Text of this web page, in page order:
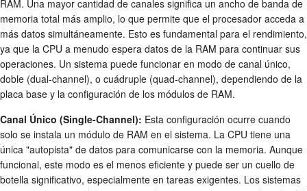
RAM. Una mayor cantidad de canales significa un ancho de banda de
memoria total más amplio, lo que permite que el procesador acceda a
más datos simultáneamente. Esto es fundamental para el rendimiento,
ya que la CPU a menudo espera datos de la RAM para continuar sus
operaciones. Un sistema puede funcionar en modo de canal único,
doble (dual-channel), o cuádruple (quad-channel), dependiendo de la
placa base y la configuración de los módulos de RAM.
Canal Único (Single-Channel): Esta configuración ocurre cuando
solo se instala un módulo de RAM en el sistema. La CPU tiene una
única "autopista" de datos para comunicarse con la memoria. Aunque
funcional, este modo es el menos eficiente y puede ser un cuello de
botella significativo, especialmente en tareas exigentes. Los sistemas